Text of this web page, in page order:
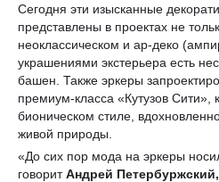
Сегодня эти изысканные
представлены в проектах не
неоклассическом и ар-деко
украшениями экстерьера есть
башен. Также эркеры
премиум-класса «Кутузов Сити»,
бионическом стиле,
живой природы.
«До сих пор мода на эркеры
говоритАндрей